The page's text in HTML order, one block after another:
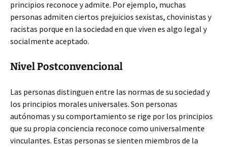
principios reconoce y admite. Por ejemplo, muchas
personas admiten ciertos prejuicios sexistas, chovinistas y
racistas porque en la sociedad en que viven es algo legal y
socialmente aceptado.
Nivel Postconvencional
Las personas distinguen entre las normas de su sociedad y
los principios morales universales. Son personas
autónomas y su comportamiento se rige por los principios
que su propia conciencia reconoce como universalmente
vinculantes. Estas personas se sienten miembros de la